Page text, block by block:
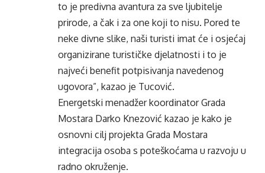
to je predivna avantura za sve ljubitelje
prirode, a čak i za one koji to nisu. Pored te
neke divne slike, naši turisti imat će i osjećaj
organizirane turističke djelatnosti i to je
najveći benefit potpisivanja navedenog
ugovora”, kazao je Tucović.
Energetski menadžer koordinator Grada
Mostara Darko Knezović kazao je kako je
osnovni cilj projekta Grada Mostara
integracija osoba s poteškoćama u razvoju u
radno okruženje.